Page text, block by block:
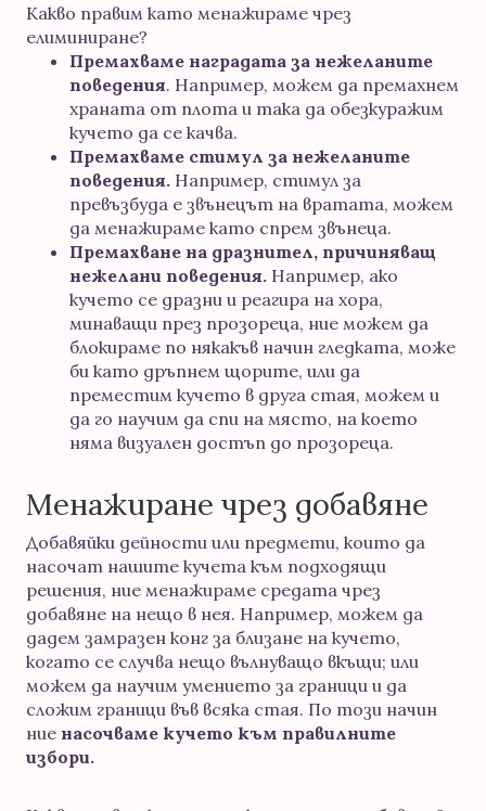
Какво правим като менажираме чрез
елиминиране?
Премахваме наградата за нежеланите
поведения. Например, можем да премахнем
храната от плота и така да обезкуражим
кучето да се качва.
Премахваме стимул за нежеланите
поведения. Например, стимул за
превъзбуда е звънецът на вратата, можем
да менажираме като спрем звънеца.
Премахване на дразнител, причиняващ
нежелани поведения. Например, ако
кучето се дразни и реагира на хора,
минаващи през прозореца, ние можем да
блокираме по някакъв начин гледката, може
би като дръпнем щорите, или да
преместим кучето в друга стая, можем и
да го научим да спи на място, на което
няма визуален достъп до прозореца.
Менажиране чрез добавяне
Добавяйки дейности или предмети, които да
насочат нашите кучета към подходящи
решения, ние менажираме средата чрез
добавяне на нещо в нея. Например, можем да
дадем замразен конг за близане на кучето,
когато се случва нещо вълнуващо вкъщи; или
можем да научим умението за граници и да
сложим граници във всяка стая. По този начин
ние насочваме кучето към правилните
избори.